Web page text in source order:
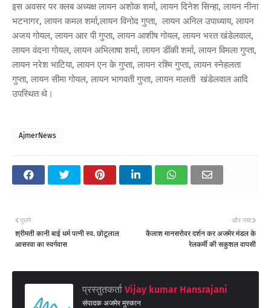
इस अवसर पर क्लब अध्यक्ष लायन अशोक शर्मा, लायन दिनेश सिन्हा, लायन नीना
भटनागर, लायन कमल शर्मा,लायन विनोद गुप्ता, लायन अनिल उपाध्याय, लायन
अजय गोयल, लायन आर पी गुप्ता, लायन आशीष गोयल, लायन भरत खंडेलवाल,
लायन वंदना गोयल, लायन अभिलाषा शर्मा, लायन डींकी शर्मा, लायन विमला गुप्ता,
लायन नरेश भाटिया, लायन एन के गुप्ता, लायन रश्मि गुप्ता, लायन स्नेहलता
गुप्ता, लायन सीमा गोयल, लायन भागवती गुप्ता, लायन मालती खंडेलवाल आदि
उपस्थित थे।
AjmerNews
और नया
कैलाश मानसरोवर दर्शन कर अजमेर मंडल के
रेलकर्मी की सकुशल वापसी
पुराने
श्रीमती कानी बाई धर्म पत्नी स्व. छोटूलाल
आसरवा का स्वर्गवास
प्रस्तुतकर्ता Vijay kumar Hansrajani
संपादक अजमेर मुस्कान